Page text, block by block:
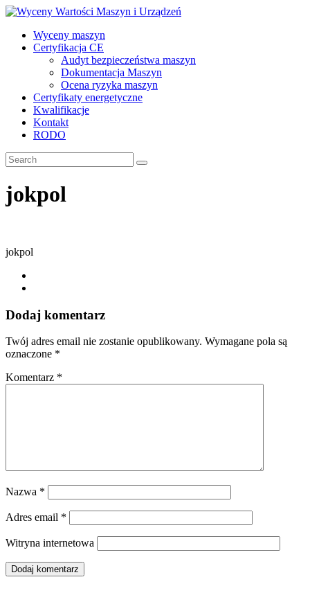
Skip
content
Wyceny
Wartości
Urządzeń
Biuro
Rzeczoznawców,
opracowania
techniczne
Wyceny maszyn
Certyfikacja CE
Audyt bezpieczeństwa maszyn
Dokumentacja Maszyn
Ocena ryzyka maszyn
Certyfikaty energetyczne
Kwalifikacje
Kontakt
RODO
jokpol
jokpol
Dodaj komentarz
Twój adres email nie zostanie opublikowany. Wymagane pola są
oznaczone *
Komentarz *
Nazwa *
Adres email *
Witryna internetowa